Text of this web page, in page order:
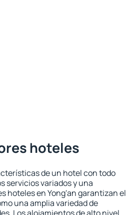
hoteles
de un hotel con todo
servicios variados y una
hoteles en Yong'an garantizan el
una amplia variedad de